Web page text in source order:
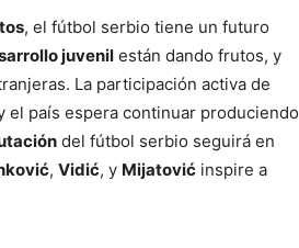
, el fútbol serbio tiene un futuro
juvenil están dando frutos, y
La participación activa de
el país espera continuar produciendo
del fútbol serbio seguirá en
, Vidić, y Mijatović inspire a